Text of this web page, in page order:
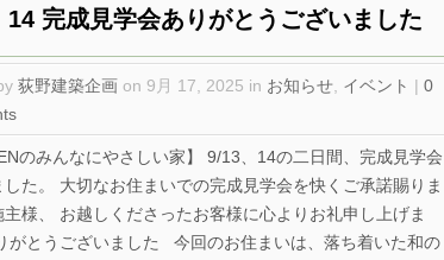
14 完成見学会ありがとうございました
荻野建築企画 on 9月 17, 2025 in お知らせ イベント | 0
のみんなにやさしい家】 9/13、14の二日間、完成見学会
した。 大切なお住まいでの完成見学会を快くご承諾賜りま
主様、 お越しくださったお客様に心よりお礼申し上げま
がとうございました 今回のお住まいは、落ち着いた和の